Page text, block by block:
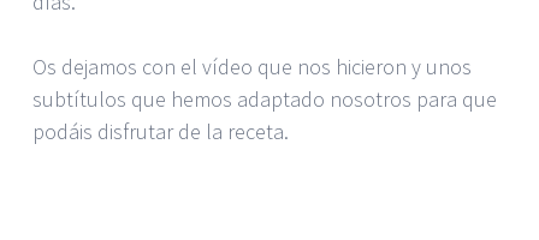
Os dejamos con el vídeo que nos hicieron y unos
subtítulos que hemos adaptado nosotros para que
podáis disfrutar de la receta.